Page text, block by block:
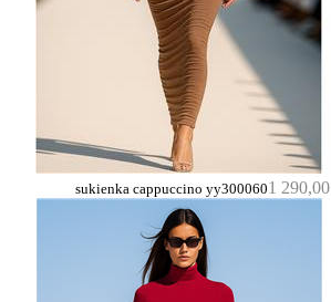
sukienka cappuccino yy3000601 290,00